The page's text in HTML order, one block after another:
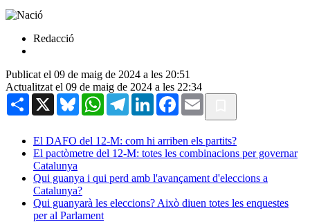
Redacció
Publicat el 09 de maig de 2024 a les 20:51
Actualitzat el 09 de maig de 2024 a les 22:34
Share X BlueskyWhatsAppTelegramLinkedInFacebook
Email
El DAFO del 12‑M: com hi arriben els partits?
El pactòmetre del 12-M: totes les combinacions per governar
Catalunya
Qui guanya i qui perd amb l'avançament d'eleccions a
Catalunya?
Qui guanyarà les eleccions? Això diuen totes les enquestes
per al Parlament